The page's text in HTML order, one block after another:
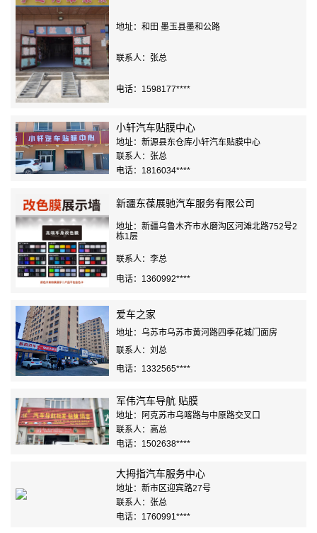
地址：和田 墨玉县墨和公路
联系人：张总
电话：1598177****
小轩汽车贴膜中心
地址：新源县东仓库小轩汽车贴膜中心
联系人：张总
电话：1816034****
新疆东葆展驰汽车服务有限公司
地址：新疆乌鲁木齐市水磨沟区河滩北路752号2
栋1层
联系人：李总
电话：1360992****
爱车之家
地址：乌苏市乌苏市黄河路四季花城门面房
联系人：刘总
电话：1332565****
军伟汽车导航 贴膜
地址：阿克苏市乌喀路与中原路交叉口
联系人：高总
电话：1502638****
大拇指汽车服务中心
地址：新市区迎宾路27号
联系人：张总
电话：1760991****